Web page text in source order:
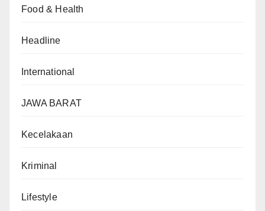
Food & Health
Headline
International
JAWA BARAT
Kecelakaan
Kriminal
Lifestyle